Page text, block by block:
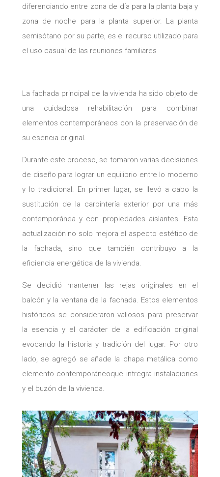
diferenciando entre zona de día para la planta baja y
zona de noche para la planta superior. La planta
semisótano por su parte, es el recurso utilizado para
el uso casual de las reuniones familiares
La fachada principal de la vivienda ha sido objeto de
una cuidadosa rehabilitación para combinar
elementos contemporáneos con la preservación de
su esencia original.
Durante este proceso, se tomaron varias decisiones
de diseño para lograr un equilibrio entre lo moderno
y lo tradicional. En primer lugar, se llevó a cabo la
sustitución de la carpintería exterior por una más
contemporánea y con propiedades aislantes. Esta
actualización no solo mejora el aspecto estético de
la fachada, sino que también contribuyo a la
eficiencia energética de la vivienda.
Se decidió mantener las rejas originales en el
balcón y la ventana de la fachada. Estos elementos
históricos se consideraron valiosos para preservar
la esencia y el carácter de la edificación original
evocando la historia y tradición del lugar. Por otro
lado, se agregó se añade la chapa metálica como
elemento contemporáneoque intregra instalaciones
y el buzón de la vivienda.